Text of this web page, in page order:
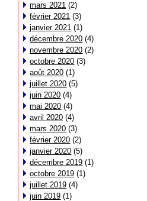
mars 2021 (2)
février 2021 (3)
janvier 2021 (1)
décembre 2020 (4)
novembre 2020 (2)
octobre 2020 (3)
août 2020 (1)
juillet 2020 (5)
juin 2020 (4)
mai 2020 (4)
avril 2020 (4)
mars 2020 (3)
février 2020 (2)
janvier 2020 (5)
décembre 2019 (1)
octobre 2019 (1)
juillet 2019 (4)
juin 2019 (1)